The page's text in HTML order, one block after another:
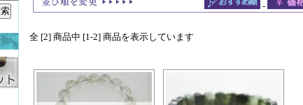
-
全 [2] 商品中 [1-2] 商品を表示しています